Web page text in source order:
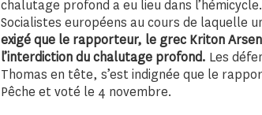
chalutage profond a eu lieu dans
Socialistes européens au cours de laquelle
exigé que le rapporteur, le grec Kriton
l’interdiction du chalutage profond. Les
Thomas en tête, s’est indignée que le
Pêche et voté le 4 novembre.